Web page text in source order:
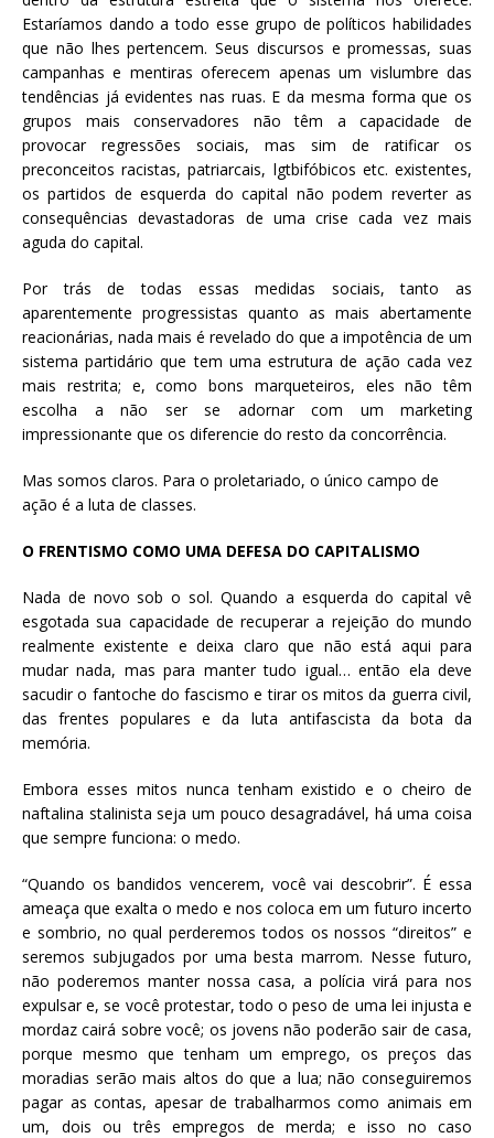
Estaríamos dando a todo esse grupo de políticos habilidades
que não lhes pertencem. Seus discursos e promessas, suas
campanhas e mentiras oferecem apenas um vislumbre das
tendências já evidentes nas ruas. E da mesma forma que os
grupos mais conservadores não têm a capacidade de
provocar regressões sociais, mas sim de ratificar os
preconceitos racistas, patriarcais, lgtbifóbicos etc. existentes,
os partidos de esquerda do capital não podem reverter as
consequências devastadoras de uma crise cada vez mais
aguda do capital.
Por trás de todas essas medidas sociais, tanto as
aparentemente progressistas quanto as mais abertamente
reacionárias, nada mais é revelado do que a impotência de um
sistema partidário que tem uma estrutura de ação cada vez
mais restrita; e, como bons marqueteiros, eles não têm
escolha a não ser se adornar com um marketing
impressionante que os diferencie do resto da concorrência.
Mas somos claros. Para o proletariado, o único campo de
ação é a luta de classes.
O FRENTISMO COMO UMA DEFESA DO CAPITALISMO
Nada de novo sob o sol. Quando a esquerda do capital vê
esgotada sua capacidade de recuperar a rejeição do mundo
realmente existente e deixa claro que não está aqui para
mudar nada, mas para manter tudo igual… então ela deve
sacudir o fantoche do fascismo e tirar os mitos da guerra civil,
das frentes populares e da luta antifascista da bota da
memória.
Embora esses mitos nunca tenham existido e o cheiro de
naftalina stalinista seja um pouco desagradável, há uma coisa
que sempre funciona: o medo.
“Quando os bandidos vencerem, você vai descobrir”. É essa
ameaça que exalta o medo e nos coloca em um futuro incerto
e sombrio, no qual perderemos todos os nossos “direitos” e
seremos subjugados por uma besta marrom. Nesse futuro,
não poderemos manter nossa casa, a polícia virá para nos
expulsar e, se você protestar, todo o peso de uma lei injusta e
mordaz cairá sobre você; os jovens não poderão sair de casa,
porque mesmo que tenham um emprego, os preços das
moradias serão mais altos do que a lua; não conseguiremos
pagar as contas, apesar de trabalharmos como animais em
um, dois ou três empregos de merda; e isso no caso